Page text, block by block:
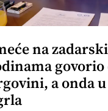
na
govorio
a onda